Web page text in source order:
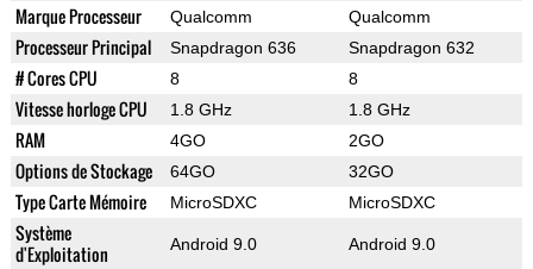
Marque Processeur Qualcomm Qualcomm
Processeur Principal Snapdragon 636 Snapdragon 632
# Cores CPU 8 8
Vitesse horloge CPU 1.8 GHz 1.8 GHz
RAM 4GO 2GO
Options de Stockage 64GO 32GO
Type Carte Mémoire MicroSDXC MicroSDXC
Système
d'Exploitation
Android 9.0 Android 9.0